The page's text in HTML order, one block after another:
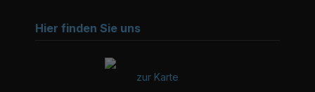
Hier finden Sie uns
zur Karte